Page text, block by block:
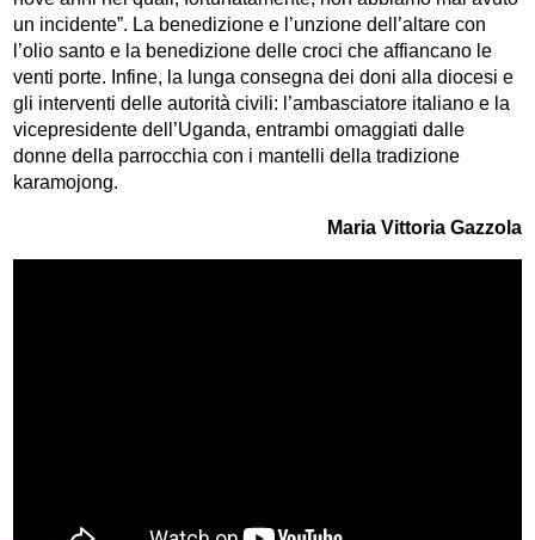
un incidente”. La benedizione e l’unzione dell’altare con
l’olio santo e la benedizione delle croci che affiancano le
venti porte. Infine, la lunga consegna dei doni alla diocesi e
gli interventi delle autorità civili: l’ambasciatore italiano e la
vicepresidente dell’Uganda, entrambi omaggiati dalle
donne della parrocchia con i mantelli della tradizione
karamojong.
Maria Vittoria Gazzola